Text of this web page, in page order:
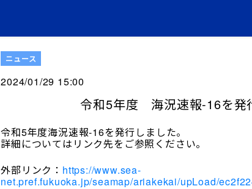
ニュース
2024/01/29 15:00
令和5年度 海況速報-16を発
令和5年度海況速報-16を発行しました。
詳細についてはリンク先をご参照ください。
外部リンク： https://www.sea-
net.pref.fukuoka.jp/seamap/ariakekai/upLoad/